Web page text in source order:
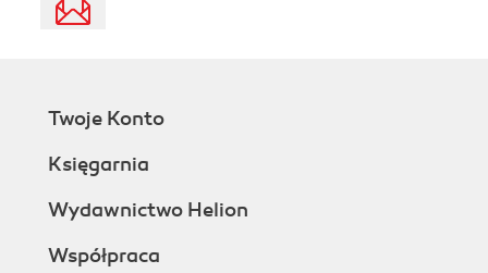
Twoje Konto
Księgarnia
Wydawnictwo Helion
Współpraca